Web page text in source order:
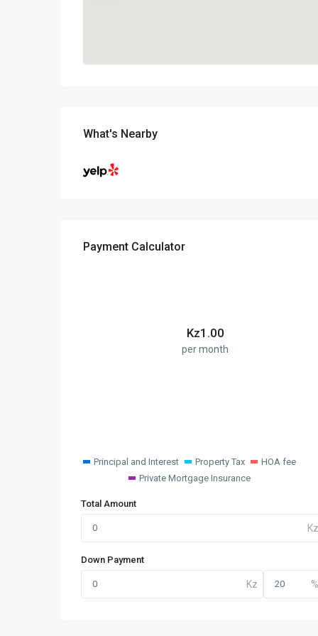
What's Nearby
Payment Calculator
Kz1.00
per month
Principal and Interest Property Tax
HOA fee
Private Mortgage Insurance
Total Amount
Down Payment